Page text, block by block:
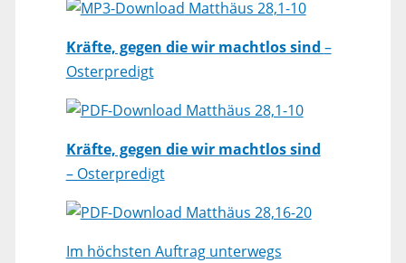
Matthäus 28,1-10
Kräfte, gegen die wir machtlos sind –
Osterpredigt
Matthäus 28,1-10
Kräfte, gegen die wir machtlos sind
– Osterpredigt
Matthäus 28,16-20
Im höchsten Auftrag unterwegs